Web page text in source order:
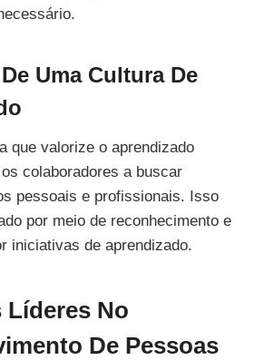
Uma Cultura De
que valorize o aprendizado
colaboradores a buscar
pessoais e profissionais. Isso
por meio de reconhecimento e
iniciativas de aprendizado.
Líderes No
De Pessoas